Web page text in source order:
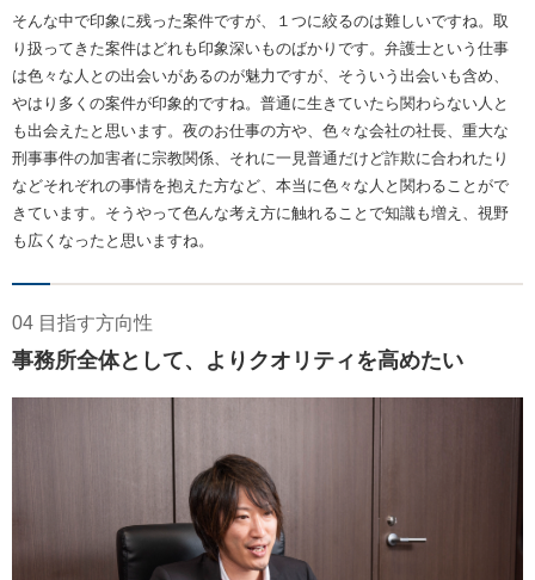
そんな中で印象に残った案件ですが、１つに絞るのは難しいですね。取
り扱ってきた案件はどれも印象深いものばかりです。弁護士という仕事
は色々な人との出会いがあるのが魅力ですが、そういう出会いも含め、
やはり多くの案件が印象的ですね。普通に生きていたら関わらない人と
も出会えたと思います。夜のお仕事の方や、色々な会社の社長、重大な
刑事事件の加害者に宗教関係、それに一見普通だけど詐欺に合われたり
などそれぞれの事情を抱えた方など、本当に色々な人と関わることがで
きています。そうやって色んな考え方に触れることで知識も増え、視野
も広くなったと思いますね。
04 目指す方向性
事務所全体として、よりクオリティを高めたい